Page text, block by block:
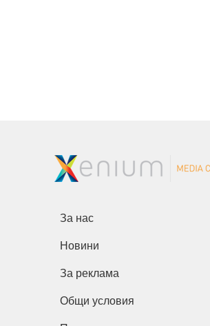
За нас
Новини
За реклама
Общи условия